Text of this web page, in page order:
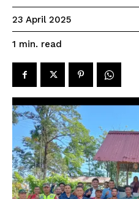
23 April 2025
1 min. read